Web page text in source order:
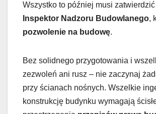
Wszystko to później musi zatwierdzić
Inspektor Nadzoru Budowlanego,
pozwolenie na budowę.
Bez solidnego przygotowania i
zezwoleń ani rusz – nie zaczynaj
przy ścianach nośnych. Wszelkie
konstrukcję budynku wymagają